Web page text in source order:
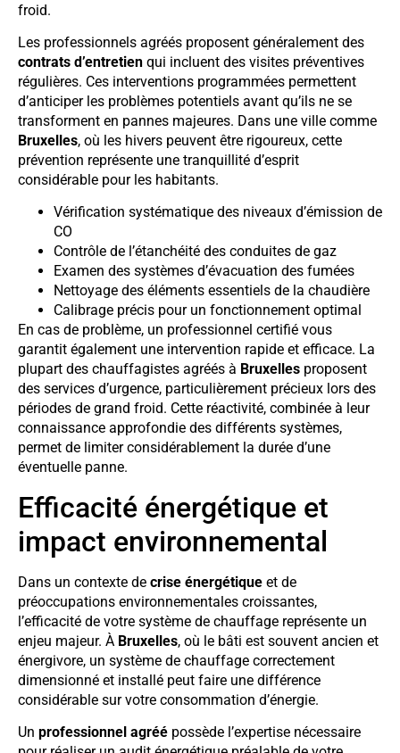
froid.
Les professionnels agréés proposent généralement des
contrats d’entretien qui incluent des visites préventives
régulières. Ces interventions programmées permettent
d’anticiper les problèmes potentiels avant qu’ils ne se
transforment en pannes majeures. Dans une ville comme
Bruxelles, où les hivers peuvent être rigoureux, cette
prévention représente une tranquillité d’esprit
considérable pour les habitants.
Vérification systématique des niveaux d’émission de
CO
Contrôle de l’étanchéité des conduites de gaz
Examen des systèmes d’évacuation des fumées
Nettoyage des éléments essentiels de la chaudière
Calibrage précis pour un fonctionnement optimal
En cas de problème, un professionnel certifié vous
garantit également une intervention rapide et efficace. La
plupart des chauffagistes agréés à Bruxelles proposent
des services d’urgence, particulièrement précieux lors des
périodes de grand froid. Cette réactivité, combinée à leur
connaissance approfondie des différents systèmes,
permet de limiter considérablement la durée d’une
éventuelle panne.
Efficacité énergétique et
impact environnemental
Dans un contexte de crise énergétique et de
préoccupations environnementales croissantes,
l’efficacité de votre système de chauffage représente un
enjeu majeur. À Bruxelles, où le bâti est souvent ancien et
énergivore, un système de chauffage correctement
dimensionné et installé peut faire une différence
considérable sur votre consommation d’énergie.
Un professionnel agréé possède l’expertise nécessaire